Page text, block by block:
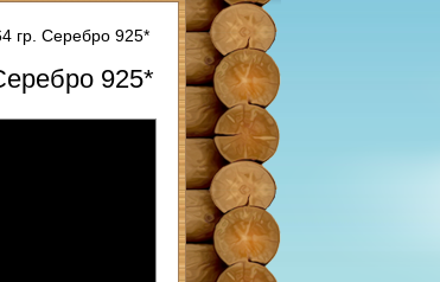
гр. Серебро 925*
925*